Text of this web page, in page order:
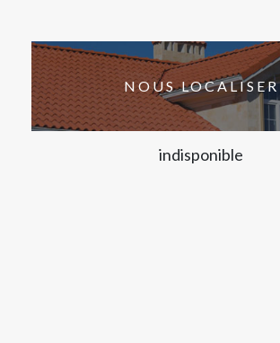
NOUS LOCALISER
indisponible